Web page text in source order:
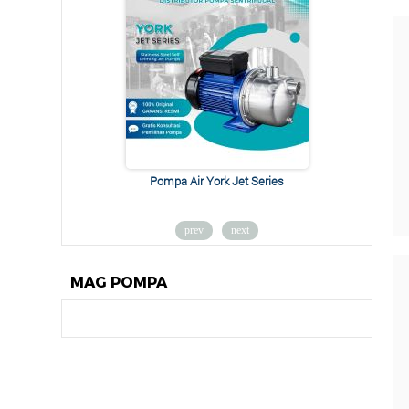
Pompa Air York Jet Series
prev next
MAG POMPA